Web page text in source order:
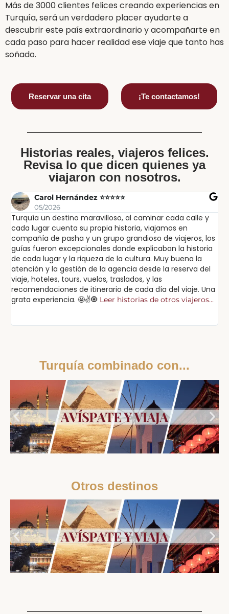
Más de 3000 clientes felices creando experiencias en
Turquía, será un verdadero placer ayudarte a
descubrir este país extraordinario y acompañarte en
cada paso para hacer realidad ese viaje que tanto has
soñado.
Reservar una cita ¡Te contactamos!
Historias reales, viajeros felices.
Revisa lo que dicen quienes ya
viajaron con nosotros.
Carol Hernández ⭐⭐⭐⭐⭐
05/2026
Turquía un destino maravilloso, al caminar cada calle y
cada lugar cuenta su propia historia, viajamos en
compañía de pasha y un grupo grandioso de viajeros, los
guías fueron excepcionales donde explicaban la historia
de cada lugar y la riqueza de la cultura. Muy buena la
atención y la gestión de la agencia desde la reserva del
viaje, hoteles, tours, vuelos, traslados, y las
recomendaciones de itinerario de cada día del viaje. Una
grata experiencia. 🤩✌️🧿 Leer historias de otros viajeros...
Turquía combinado con...
Otros destinos